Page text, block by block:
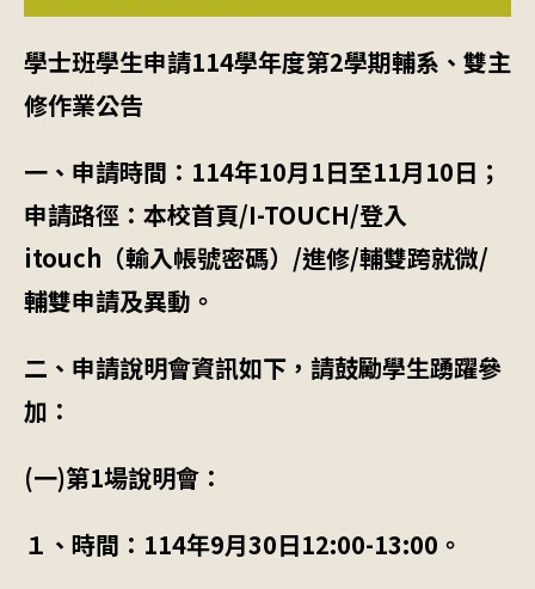
學士班學生申請114學年度第2學期輔系、雙主
修作業公告
一、申請時間： 114年10月1日至11月10日；
申請路徑：本校首頁/I-TOUCH/登入
itouch （輸入帳號密碼） /進修/輔雙跨就微/
輔雙申請及異動。
二、申請說明會資訊如下，請鼓勵學生踴躍參
加：
(一)第1場說明會：
１、時間： 114年9月30日12:00-13:00 。